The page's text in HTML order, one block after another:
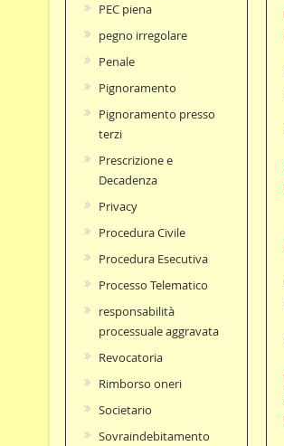
PEC piena
pegno irregolare
Penale
Pignoramento
Pignoramento presso
terzi
Prescrizione e
Decadenza
Privacy
Procedura Civile
Procedura Esecutiva
Processo Telematico
responsabilità
processuale aggravata
Revocatoria
Rimborso oneri
Societario
Sovraindebitamento